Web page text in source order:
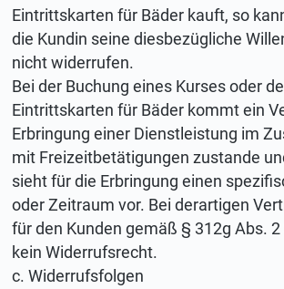
Eintrittskarten für Bäder kauft, so
die Kundin seine diesbezügliche
nicht widerrufen.
Bei der Buchung eines Kurses oder
Eintrittskarten für Bäder kommt ein
Erbringung einer Dienstleistung im
mit Freizeitbetätigungen zustande
sieht für die Erbringung einen
oder Zeitraum vor. Bei derartigen
für den Kunden gemäß § 312g Abs. 2
kein Widerrufsrecht.
c. Widerrufsfolgen